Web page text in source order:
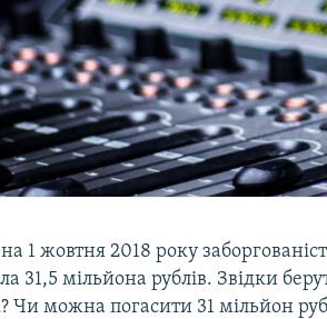
1 жовтня 2018 року
31,5 мільйона рублів. Звідки
можна погасити 31 мільйон